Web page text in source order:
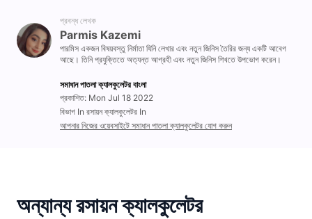
প্রবন্ধ লেখক
Parmis Kazemi
পারমিস একজন বিষয়বস্তু নির্মাতা যিনি লেখার এবং নতুন জিনিস তৈরির জন্য একটি আবেগ
আছে। তিনি প্রযুক্তিতে অত্যন্ত আগ্রহী এবং নতুন জিনিস শিখতে উপভোগ করেন।
সমাধান পাতলা ক্যালকুলেটর বাংলা
প্রকাশিত: Mon Jul 18 2022
বিভাগ In রসায়ন ক্যালকুলেটর In
আপনার নিজের ওয়েবসাইটে সমাধান পাতলা ক্যালকুলেটর যোগ করুন
অন্যান্য রসায়ন ক্যালকুলেটর